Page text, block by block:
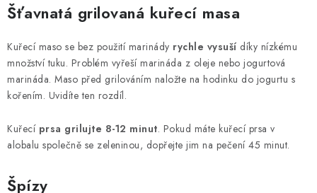
Šťavnatá grilovaná kuřecí masa
Kuřecí maso se bez použití marinády rychle vysuší díky nízkému
množství tuku. Problém vyřeší marináda z oleje nebo jogurtová
marináda. Maso před grilováním naložte na hodinku do jogurtu s
kořením. Uvidíte ten rozdíl.
Kuřecí prsa grilujte 8-12 minut. Pokud máte kuřecí prsa v
alobalu společně se zeleninou, dopřejte jim na pečení 45 minut.
Špízy